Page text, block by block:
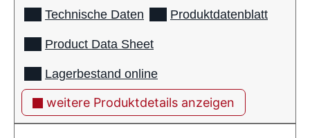
Technische Daten Produktdatenblatt
Product Data Sheet
Lagerbestand online
weitere Produktdetails anzeigen